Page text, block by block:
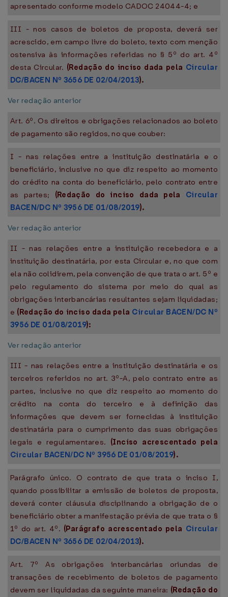
apresentado conforme modelo CADOC 24044-4; e
III - nos casos de boletos de proposta, deverá ser
acrescido, em campo livre do boleto, texto com menção
ostensiva às informações referidas no § 5º do art. 4º
desta Circular. (Redação do inciso dada pela Circular
DC/BACEN Nº 3656 DE 02/04/2013).
Ver redação anterior
Art. 6º. Os direitos e obrigações relacionados ao boleto
de pagamento são regidos, no que couber:
I - nas relações entre a instituição destinatária e o
beneficiário, inclusive no que diz respeito ao momento
do crédito na conta do beneficiário, pelo contrato entre
as partes; (Redação do inciso dada pela Circular
BACEN/DC Nº 3956 DE 01/08/2019).
Ver redação anterior
II - nas relações entre a instituição recebedora e a
instituição destinatária, por esta Circular e, no que com
ela não colidirem, pela convenção de que trata o art. 5º e
pelo regulamento do sistema por meio do qual as
obrigações interbancárias resultantes sejam liquidadas;
e (Redação do inciso dada pela Circular BACEN/DC Nº
3956 DE 01/08/2019):
Ver redação anterior
III - nas relações entre a instituição destinatária e os
terceiros referidos no art. 3º-A, pelo contrato entre as
partes, inclusive no que diz respeito ao momento do
crédito na conta do terceiro e à definição das
informações que devem ser fornecidas à instituição
destinatária para o cumprimento das suas obrigações
legais e regulamentares. (Inciso acrescentado pela
Circular BACEN/DC Nº 3956 DE 01/08/2019).
Parágrafo único. O contrato de que trata o inciso I,
quando possibilitar a emissão de boletos de proposta,
deverá conter cláusula disciplinando a obrigação de o
beneficiário obter a manifestação prévia de que trata o §
1º do art. 4º. (Parágrafo acrescentado pela Circular
DC/BACEN Nº 3656 DE 02/04/2013).
Art. 7º As obrigações interbancárias oriundas de
transações de recebimento de boletos de pagamento
devem ser liquidadas da seguinte maneira: (Redação do